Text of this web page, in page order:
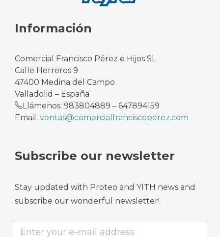
Información
Comercial Francisco Pérez e Hijos SL
Calle Herreros 9
47400 Medina del Campo
Valladolid – España
Llámenos: 983804889 – 647894159
Email: ventas@comercialfranciscoperez.com
Subscribe our newsletter
Stay updated with Proteo and YITH news and
subscribe our wonderful newsletter!